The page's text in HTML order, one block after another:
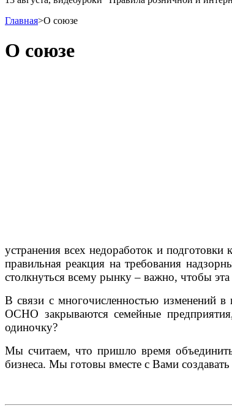
Главная>О союзе
О союзе
устранения всех недоработок и
правильная реакция на требования
столкнуться всему рынку – важно, чтобы
В связи с многочисленностью изменений в
ОСНО закрываются семейные
одиночку?
Мы считаем, что пришло время
бизнеса. Мы готовы вместе с Вами